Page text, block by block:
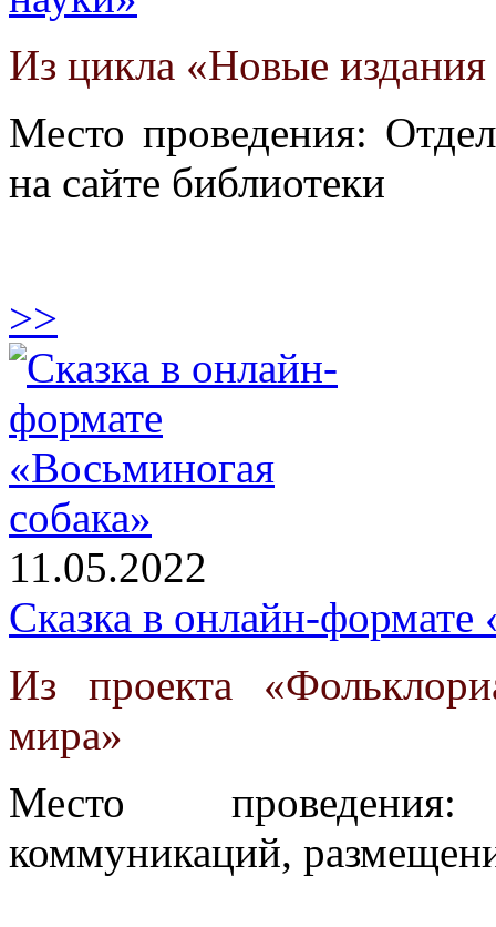
Из цикла «Новые издания
Место проведения:
на сайте библиотеки
>>
11.05.2022
Сказка в онлайн-формате
Из проекта
мира»
Место
коммуникаций,